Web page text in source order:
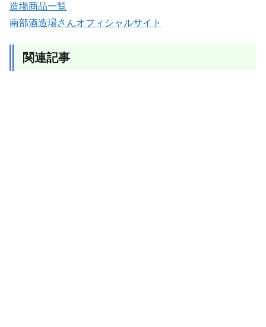
造場商品一覧
南部酒造場さんオフィシャルサイト
関連記事